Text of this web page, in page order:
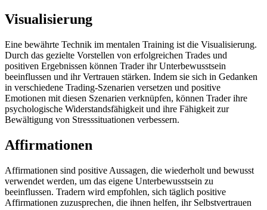
Visualisierung
Eine bewährte Technik im mentalen Training ist die Visualisierung.
Durch das gezielte Vorstellen von erfolgreichen Trades und
positiven Ergebnissen können Trader ihr Unterbewusstsein
beeinflussen und ihr Vertrauen stärken. Indem sie sich in Gedanken
in verschiedene Trading-Szenarien versetzen und positive
Emotionen mit diesen Szenarien verknüpfen, können Trader ihre
psychologische Widerstandsfähigkeit und ihre Fähigkeit zur
Bewältigung von Stresssituationen verbessern.
Affirmationen
Affirmationen sind positive Aussagen, die wiederholt und bewusst
verwendet werden, um das eigene Unterbewusstsein zu
beeinflussen. Tradern wird empfohlen, sich täglich positive
Affirmationen zuzusprechen, die ihnen helfen, ihr Selbstvertrauen